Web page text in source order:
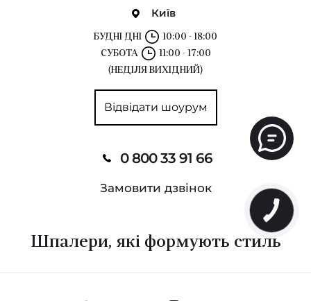
Київ
БУДНІ ДНІ
10:00 - 18:00
СУБОТА
11:00 - 17:00
(НЕДІЛЯ ВИХІДНИЙ)
Відвідати шоурум
0 800 33 91 66
Замовити дзвінок
Шпалери, які формують стиль